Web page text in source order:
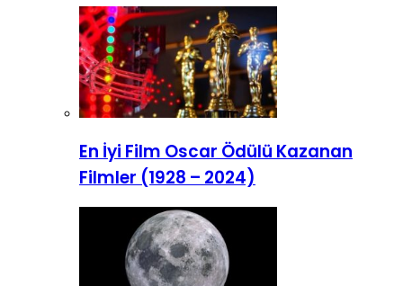
En İyi Film Oscar Ödülü Kazanan
Filmler (1928 – 2024)